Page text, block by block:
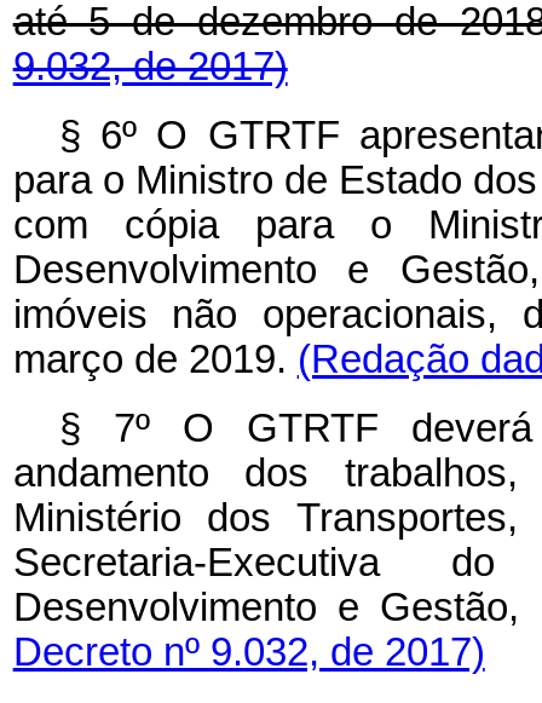
até 5 de dezembro de
9.032, de 2017)
§ 6º O GTRTF
para o Ministro de Estado
com cópia para o
Desenvolvimento e
imóveis não operacionais,
março de 2019. (Redação
§ 7º O GTRTF deverá
andamento dos
Ministério dos
Secretaria-Executiva
Desenvolvimento e
Decreto nº 9.032, de 2017)